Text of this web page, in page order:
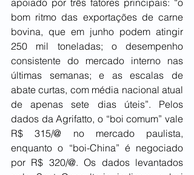
apoiado por três fatores principais: “o
bom ritmo das exportações de carne
bovina, que em junho podem atingir
250 mil toneladas; o desempenho
consistente do mercado interno nas
últimas semanas; e as escalas de
abate curtas, com média nacional atual
de apenas sete dias úteis”. Pelos
dados da Agrifatto, o “boi comum” vale
R$ 315/@ no mercado paulista,
enquanto o “boi-China” é negociado
por R$ 320/@. Os dados levantados